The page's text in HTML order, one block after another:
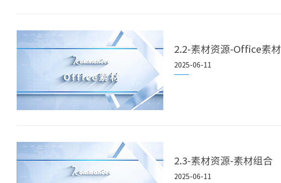
2.2-素材资源-Office素材
2025-06-11
2.3-素材资源-素材组合
2025-06-11